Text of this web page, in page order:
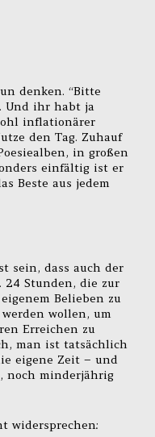
denken. “Bitte
Und ihr habt ja
inflationärer
den Tag. Zuhauf
in großen
einfältig ist er
Beste aus jedem
sein, dass auch der
24 Stunden, die zur
Belieben zu
wollen, um
Erreichen zu
man ist tatsächlich
eigene Zeit – und
noch minderjährig
widersprechen: